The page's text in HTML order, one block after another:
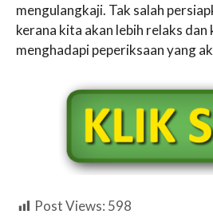
mengulangkaji. Tak salah
kerana kita akan lebih relaks
menghadapi peperiksaan yang
Post Views: 598